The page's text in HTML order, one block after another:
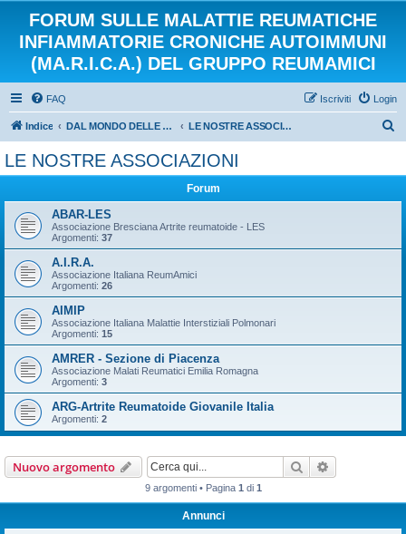
FORUM SULLE MALATTIE REUMATICHE
INFIAMMATORIE CRONICHE AUTOIMMUNI
(MA.R.I.C.A.) DEL GRUPPO REUMAMICI
FAQ Login
Iscriviti
Indice DAL MONDO DELLE ASSOCIAZIONI E DEL VOLONTARIATO LE NOSTRE ASSOCIAZIONI
LE NOSTRE ASSOCIAZIONI
Forum
ABAR-LES
Associazione Bresciana Artrite reumatoide - LES
Argomenti: 37
A.I.R.A.
Associazione Italiana ReumAmici
Argomenti: 26
AIMIP
Associazione Italiana Malattie Interstiziali Polmonari
Argomenti: 15
AMRER - Sezione di Piacenza
Associazione Malati Reumatici Emilia Romagna
Argomenti: 3
ARG-Artrite Reumatoide Giovanile Italia
Argomenti: 2
Nuovo argomento Cerca
9 argomenti • Pagina 1 di 1
Annunci